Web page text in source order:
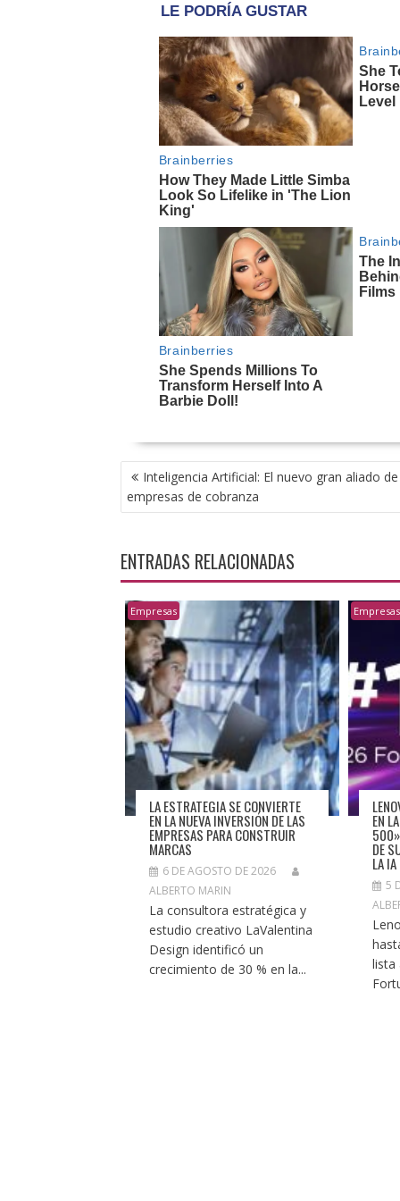
NAVEGACIÓN
DE
ENTRADAS
Inteligencia Artificial: El nuevo gran aliado
empresas de cobranza
ENTRADAS RELACIONADAS
Empresas
LA ESTRATEGIA SE CONVIERTE
EN LA NUEVA INVERSIÓN DE LAS
EMPRESAS PARA CONSTRUIR
MARCAS
6 DE AGOSTO DE 2026
ALBERTO MARIN
La consultora estratégica y
estudio creativo LaValentina
Design identificó un
crecimiento de 30 % en la...
Empresas
EN
500»
DE
LA IA
5
lista